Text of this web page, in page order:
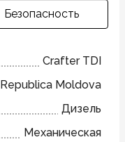
Безопасность
Crafter TDI
Republica Moldova
Дизель
Механическая